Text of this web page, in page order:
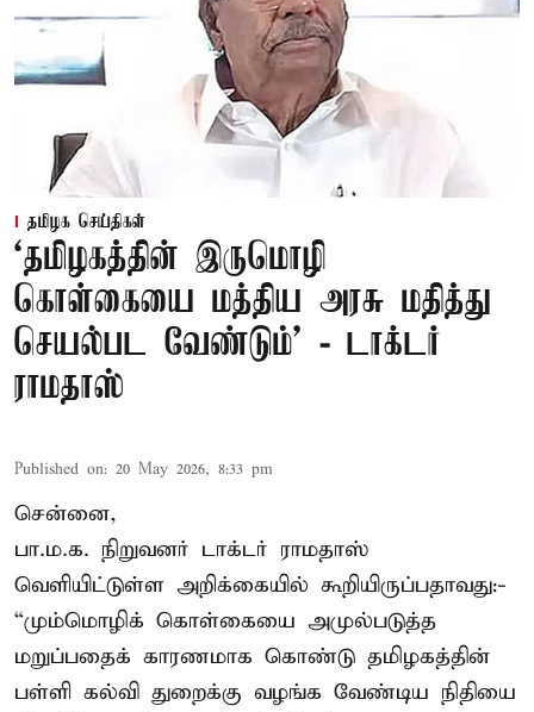
தமிழக செய்திகள்
‘தமிழகத்தின் இருமொழி
கொள்கையை மத்திய அரசு மதித்து
செயல்பட வேண்டும்’ - டாக்டர்
ராமதாஸ்
Published on: 20 May 2026, 8:33 pm
சென்னை,
பா.ம.க. நிறுவனர் டாக்டர் ராமதாஸ்
வெளியிட்டுள்ள அறிக்கையில் கூறியிருப்பதாவது:-
“மும்மொழிக் கொள்கையை அமுல்படுத்த
மறுப்பதைக் காரணமாக கொண்டு தமிழகத்தின்
பள்ளி கல்வி துறைக்கு வழங்க வேண்டிய நிதியை